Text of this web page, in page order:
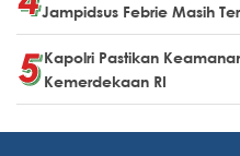
Jampidsus Febrie Masih
Kapolri Pastikan
Kemerdekaan RI